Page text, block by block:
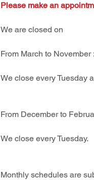
Please make an
We are closed on
From March to November :
We close every Tuesday
From December to
We close every Tuesday.
Monthly schedules are